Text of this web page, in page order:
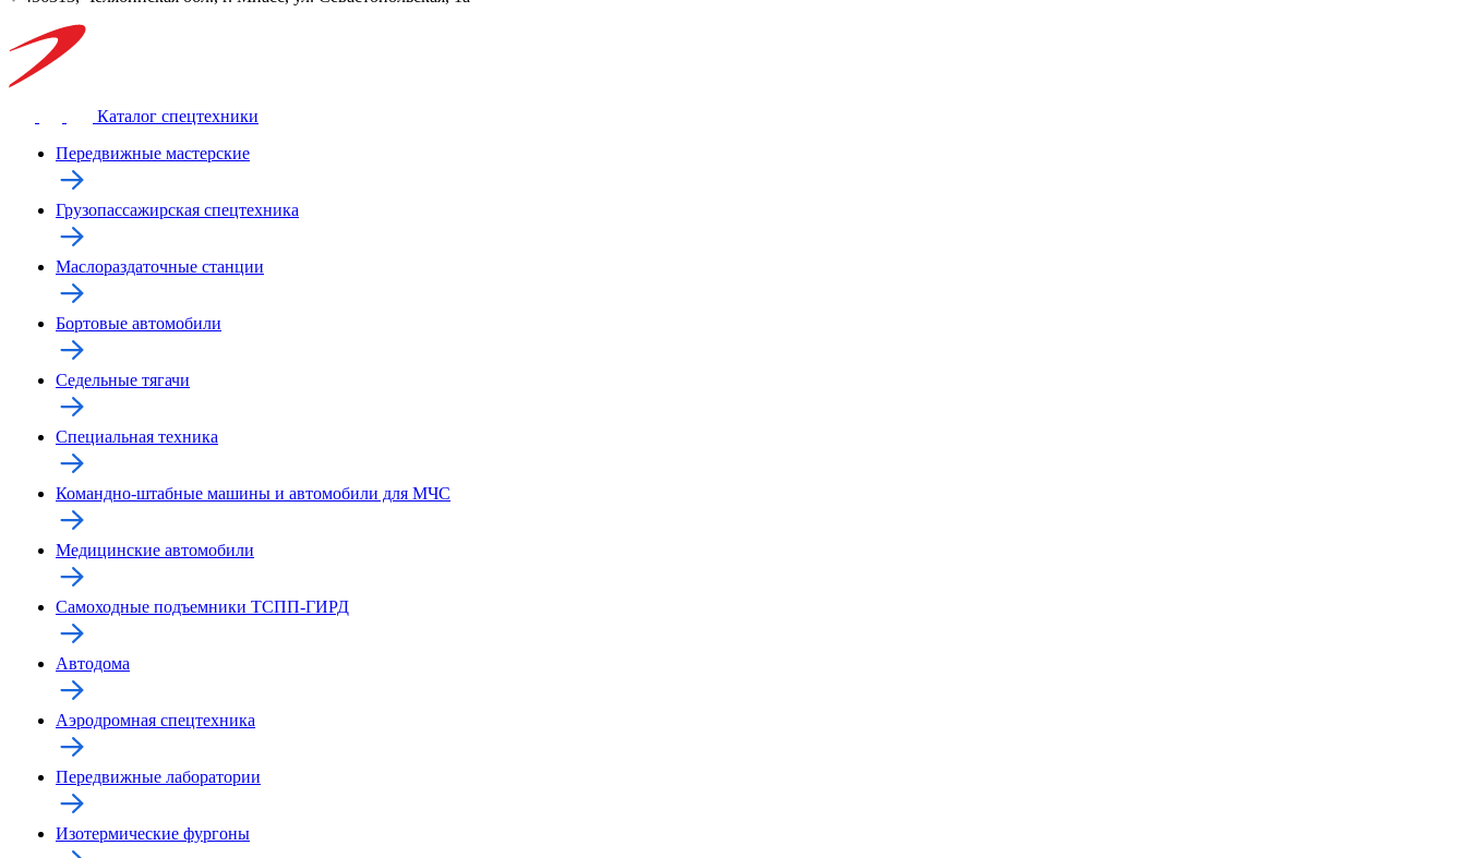
Каталог спецтехники
Передвижные мастерские
Грузопассажирская спецтехника
Маслораздаточные станции
Бортовые автомобили
Седельные тягачи
Специальная техника
Командно-штабные машины и автомобили для МЧС
Медицинские автомобили
Самоходные подъемники ТСПП-ГИРД
Автодома
Аэродромная спецтехника
Передвижные лаборатории
Изотермические фургоны